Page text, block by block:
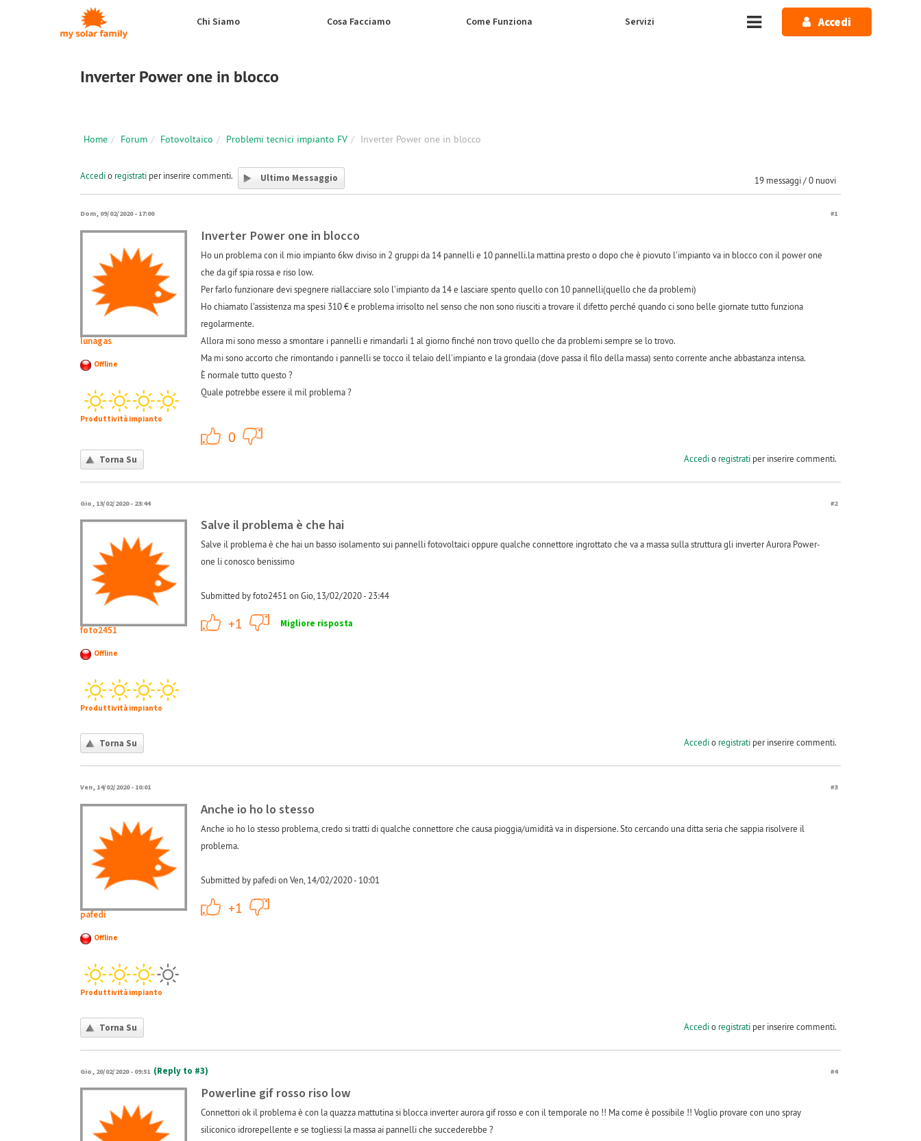
Salta al contenuto principale
Chi Siamo Cosa Facciamo Come Funziona Servizi Accedi
Inverter Power one in blocco
Home Forum Fotovoltaico Problemi tecnici impianto FV Inverter Power one in blocco
19 messaggi / 0 nuovi
Accedio registrati per inserire commenti. Ultimo Messaggio
Dom, 09/02/2020 - 17:00 #1
lunagas
Offline
Produttività impianto
Inverter Power one in blocco
Ho un problema con il mio impianto 6kw diviso in 2 gruppi da 14 pannelli e 10 pannelli.la mattina presto o dopo che è piovuto l'impianto va in blocco con il power one
che da gif spia rossa e riso low.
Per farlo funzionare devi spegnere riallacciare solo l'impianto da 14 e lasciare spento quello con 10 pannelli(quello che da problemi)
Ho chiamato l'assistenza ma spesi 310 € e problema irrisolto nel senso che non sono riusciti a trovare il difetto perché quando ci sono belle giornate tutto funziona
regolarmente.
Allora mi sono messo a smontare i pannelli e rimandarli 1 al giorno finché non trovo quello che da problemi sempre se lo trovo.
Ma mi sono accorto che rimontando i pannelli se tocco il telaio dell'impianto e la grondaia (dove passa il filo della massa) sento corrente anche abbastanza intensa.
È normale tutto questo ?
Quale potrebbe essere il mil problema ?
0
Torna Su Accedio registratiper inserire commenti.
Gio, 13/02/2020 - 23:44 #2
foto2451
Offline
Produttività impianto
Salve il problema è che hai
Salve il problema è che hai un basso isolamento sui pannelli fotovoltaici oppure qualche connettore ingrottato che va a massa sulla struttura gli inverter Aurora Power-
one li conosco benissimo
Submitted by foto2451 on Gio, 13/02/2020 - 23:44
+1
+1 -1
Migliore risposta
Torna Su Accedio registratiper inserire commenti.
Ven, 14/02/2020 - 10:01 #3
pafedi
Offline
Produttività impianto
Anche io ho lo stesso
Anche io ho lo stesso problema, credo si tratti di qualche connettore che causa pioggia/umidità va in dispersione. Sto cercando una ditta seria che sappia risolvere il
problema.
Submitted by pafedi on Ven, 14/02/2020 - 10:01
+1
+1
Torna Su Accedio registratiper inserire commenti.
Gio, 20/02/2020 - 09:51 (Reply to #3) #4
Powerline gif rosso riso low
Connettori ok il problema è con la quazza mattutina si blocca inverter aurora gif rosso e con il temporale no !! Ma come è possibile !! Voglio provare con uno spray
siliconico idrorepellente e se togliessi la massa ai pannelli che succederebbe ?